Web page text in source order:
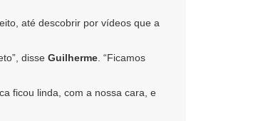
até descobrir por vídeos que a
disse Guilherme . “Ficamos
ficou linda, com a nossa cara, e